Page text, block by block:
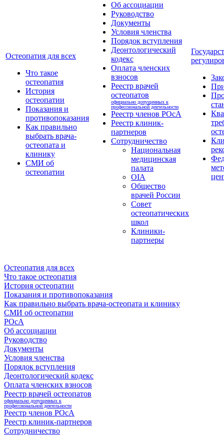
Остеопатия для всех
Что такое
остеопатия
История
остеопатии
Показания и
противопоказания
Как правильно
выбрать врача-
остеопата и
клинику
СМИ об
остеопатии
Об ассоциации
Руководство
Документы
Условия членства
Порядок вступления
Деонтологический
кодекс
Оплата членских
взносов
Реестр врачей
остеопатов
официально допущенных к
профессиональной деятельности
Реестр членов РОсА
Реестр клиник-
партнеров
Сотрудничество
Национальная
медицинская
палата
OIA
Общество
врачей России
Совет
остеопатических
школ
Клиники-
партнеры
Остеопатия для всех
Что такое остеопатия
История остеопатии
Показания и противопоказания
Как правильно выбрать врача-остеопата и клинику
СМИ об остеопатии
РОсА
Об ассоциации
Руководство
Документы
Условия членства
Порядок вступления
Деонтологический кодекс
Оплата членских взносов
Реестр врачей остеопатов
официально допущенных к
профессиональной деятельности
Реестр членов РОсА
Реестр клиник-партнеров
Сотрудничество